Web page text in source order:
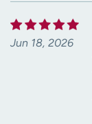
Jun 18, 2026